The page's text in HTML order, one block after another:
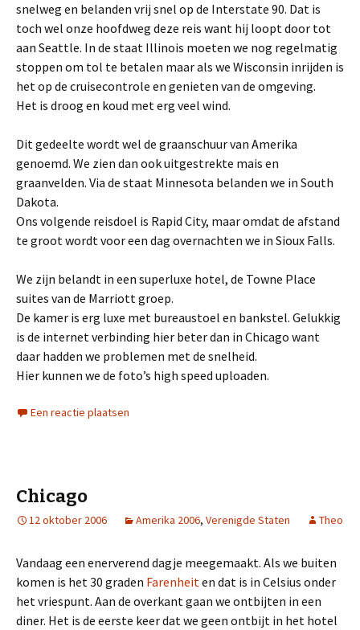
snelweg en belanden vrij snel op de Interstate 90. Dat is
toch wel onze hoofdweg deze reis want hij loopt door tot
aan Seattle. In de staat Illinois moeten we nog regelmatig
stoppen om tol te betalen maar als we Wisconsin inrijden is
het op de cruisecontrole en genieten van de omgeving.
Het is droog en koud met erg veel wind.
Dit gedeelte wordt wel de graanschuur van Amerika
genoemd. We zien dan ook uitgestrekte mais en
graanvelden. Via de staat Minnesota belanden we in South
Dakota.
Ons volgende reisdoel is Rapid City, maar omdat de afstand
te groot wordt voor een dag overnachten we in Sioux Falls.
We zijn belandt in een superluxe hotel, de Towne Place
suites van de Marriott groep.
De kamer is erg luxe met bureaustoel en bankstel. Gelukkig
is de internet verbinding hier beter dan in Chicago want
daar hadden we problemen met de snelheid.
Hier kunnen we de foto’s high speed uploaden.
Een reactie plaatsen
Chicago
12 oktober 2006 Amerika 2006, Verenigde Staten Theo
Vandaag een enerverend dagje meegemaakt. Als we buiten
komen is het 30 graden Farenheiten dat is in Celsius onder
het vriespunt. Aan de overkant gaan we ontbijten in een
diner. Het is de eerste keer dat we geen ontbijt in het hotel